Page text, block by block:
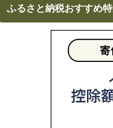
ふるさと納税おすすめ